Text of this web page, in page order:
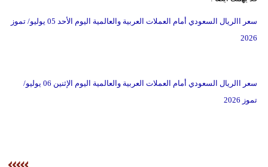
سعر االريال السعودي أمام العملات العربية والعالمية اليوم الأحد 05 يوليو/ تموز
2026
سعر االريال السعودي أمام العملات العربية والعالمية اليوم الإثنين 06 يوليو/
تموز 2026